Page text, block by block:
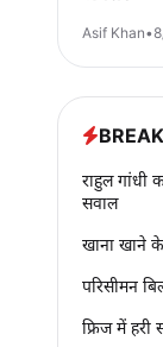
Asif Khan•
राहुल गांधी
सवाल
खाना खाने
परिसीमन
फ्रिज में हरी